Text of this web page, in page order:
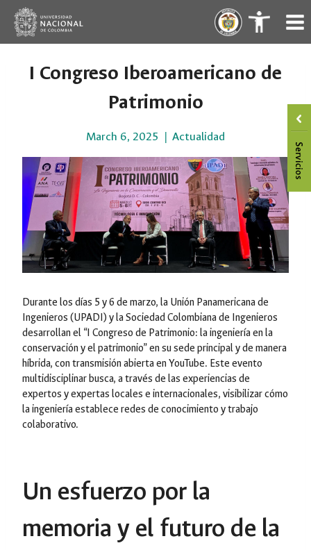
content
. .
I Congreso Iberoamericano de
Patrimonio
March 6, 2025 Actualidad
Durante los días 5 y 6 de marzo, la Unión Panamericana de
Ingenieros (UPADI) y la Sociedad Colombiana de Ingenieros
desarrollan el “I Congreso de Patrimonio: la ingeniería en la
conservación y el patrimonio” en su sede principal y de manera
híbrida, con transmisión abierta en YouTube. Este evento
multidisciplinar busca, a través de las experiencias de
expertos y expertas locales e internacionales, visibilizar cómo
la ingeniería establece redes de conocimiento y trabajo
colaborativo.
Un esfuerzo por la
memoria y el futuro de la